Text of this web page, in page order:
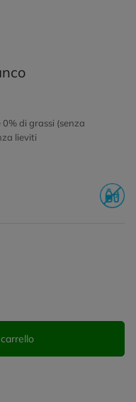
di grassi (senza
lieviti